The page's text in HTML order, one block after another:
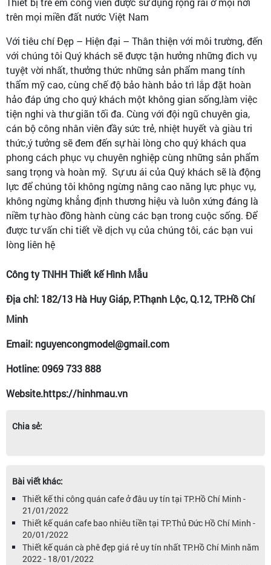
trên mọi miền đất nước Việt Nam
Với tiêu chí Đẹp – Hiện đại – Thân thiện với môi trường, đến
với chúng tôi Quý khách sẽ được tận hưởng những đich vụ
tuyệt vời nhất, thưởng thức những sản phẩm mang tính
thẩm mỹ cao, cùng chế độ bảo hành bảo trì lắp đặt hoàn
hảo đáp ứng cho quý khách một không gian sống,làm việc
tiện nghi và thư giãn tối đa. Cùng với đội ngũ chuyên gia,
cán bộ công nhân viên đầy sức trẻ, nhiệt huyết và giàu tri
thức,ý tưởng sẽ đem đến sự hài lòng cho quý khách qua
phong cách phục vụ chuyên nghiệp cùng những sản phẩm
sang trọng và hoàn mỹ. Sự ưu ái của Quý khách sẽ là động
lực để chúng tôi không ngừng nâng cao năng lực phục vụ,
không ngừng khẳng định thương hiệu và luôn xứng đáng là
niềm tự hào đồng hành cùng các bạn trong cuộc sống. Để
được tư vấn chi tiết về dịch vụ của chúng tôi, các bạn vui
lòng liên hệ
Công ty TNHH Thiết kế Hình Mẫu
Địa chỉ: 182/13 Hà Huy Giáp, P.Thạnh Lộc, Q.12, TP.Hồ Chí
Minh
Email: nguyencongmodel@gmail.com
Hotline: 0969 733 888
Website.https://hinhmau.vn
Chia sẻ:
Bài viết khác:
Thiết kế thi công quán cafe ở đâu uy tín tại TP.Hồ Chí Minh -
21/01/2022
Thiết kế quán cafe bao nhiêu tiền tại TP.Thủ Đức Hồ Chí Minh -
20/01/2022
Thiết kế quán cà phê đẹp giá rẻ uy tín nhất TP.Hồ Chí Minh năm
2022 - 18/01/2022